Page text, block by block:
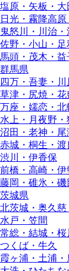
塩原・矢板・
日光・霧降高
鬼怒川・川治
佐野・小山・足
馬頭・茂木・益
群馬県
四万・吾妻・川
草津・尻焼・花
万座・嬬恋・北
水上・月夜野
沼田・老神・尾
赤城・桐生・渡
渋川・伊香保
前橋・高崎・伊
藤岡・碓氷・磯
茨城県
北茨城・奥久慈
水戸・笠間
常総・結城・桜
つくば・牛久
霞ヶ浦・土浦